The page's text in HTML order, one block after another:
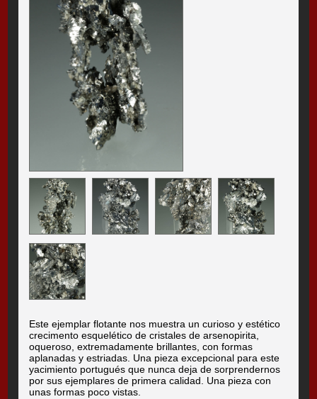
Este ejemplar flotante nos muestra un curioso y estético
crecimento esquelético de cristales de arsenopirita,
oqueroso, extremadamente brillantes, con formas
aplanadas y estriadas. Una pieza excepcional para este
yacimiento portugués que nunca deja de sorprendernos
por sus ejemplares de primera calidad. Una pieza con
unas formas poco vistas.